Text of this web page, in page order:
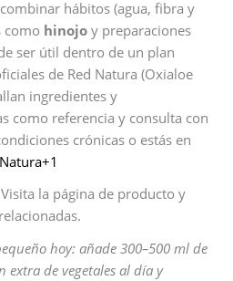
hábitos (agua, fibra y
como hinojo y preparaciones
ser útil dentro de un plan
de Red Natura (Oxialoe
ingredientes y
como referencia y consulta con
crónicas o estás en
Visita la página de producto y
hoy: añade 300–500 ml de
extra de vegetales al día y